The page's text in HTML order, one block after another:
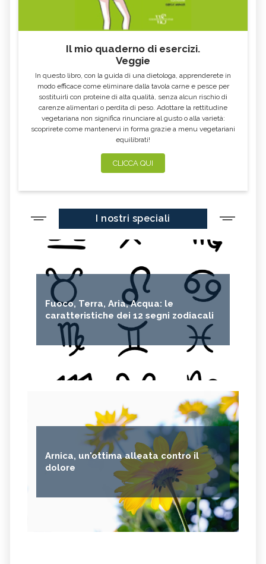
Il mio quaderno di esercizi.
Veggie
In questo libro, con la guida di una dietologa, apprenderete in
modo efficace come eliminare dalla tavola carne e pesce per
sostituirli con proteine di alta qualità, senza alcun rischio di
carenze alimentari o perdita di peso. Adottare la rettitudine
vegetariana non significa rinunciare al gusto o alla varietà:
scoprirete come mantenervi in forma grazie a menu vegetariani
equilibrati!
CLICCA QUI
I nostri speciali
Fuoco, Terra, Aria, Acqua: le
caratteristiche dei 12 segni zodiacali
Arnica, un'ottima alleata contro il
dolore